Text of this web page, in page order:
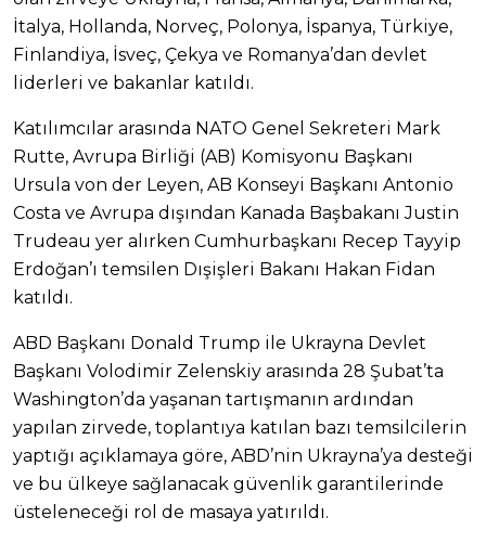
İtalya, Hollanda, Norveç, Polonya, İspanya, Türkiye,
Finlandiya, İsveç, Çekya ve Romanya’dan devlet
liderleri ve bakanlar katıldı.
Katılımcılar arasında NATO Genel Sekreteri Mark
Rutte, Avrupa Birliği (AB) Komisyonu Başkanı
Ursula von der Leyen, AB Konseyi Başkanı Antonio
Costa ve Avrupa dışından Kanada Başbakanı Justin
Trudeau yer alırken Cumhurbaşkanı Recep Tayyip
Erdoğan’ı temsilen Dışişleri Bakanı Hakan Fidan
katıldı.
ABD Başkanı Donald Trump ile Ukrayna Devlet
Başkanı Volodimir Zelenskiy arasında 28 Şubat’ta
Washington’da yaşanan tartışmanın ardından
yapılan zirvede, toplantıya katılan bazı temsilcilerin
yaptığı açıklamaya göre, ABD’nin Ukrayna’ya desteği
ve bu ülkeye sağlanacak güvenlik garantilerinde
üsteleneceği rol de masaya yatırıldı.